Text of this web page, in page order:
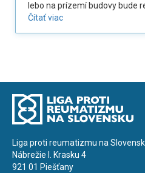
lebo na prízemí budovy bude
Čítať viac
Liga proti reumatizmu na
Nábrežie I. Krasku 4
921 01 Piešťany